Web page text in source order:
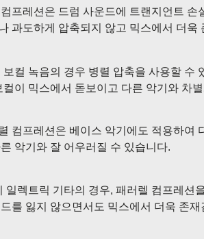
프레션은 드럼 사운드에 트랜지언트
과도하게 압축되지 않고 믹스에서 더
보컬 녹음의 경우 병렬 압축을 사용할 수
컬이 믹스에서 돋보이고 다른 악기와 차
컴프레션은 베이스 악기에도 적용하여
악기와 잘 어우러질 수 있습니다.
일렉트릭 기타의 경우, 패러렐 컴프레션
를 잃지 않으면서도 믹스에서 더욱 존